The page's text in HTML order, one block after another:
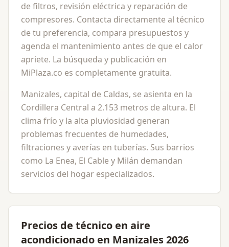
de filtros, revisión eléctrica y reparación de
compresores. Contacta directamente al técnico
de tu preferencia, compara presupuestos y
agenda el mantenimiento antes de que el calor
apriete. La búsqueda y publicación en
MiPlaza.co es completamente gratuita.
Manizales, capital de Caldas, se asienta en la
Cordillera Central a 2.153 metros de altura. El
clima frío y la alta pluviosidad generan
problemas frecuentes de humedades,
filtraciones y averías en tuberías. Sus barrios
como La Enea, El Cable y Milán demandan
servicios del hogar especializados.
Precios de técnico en aire
acondicionado en Manizales 2026